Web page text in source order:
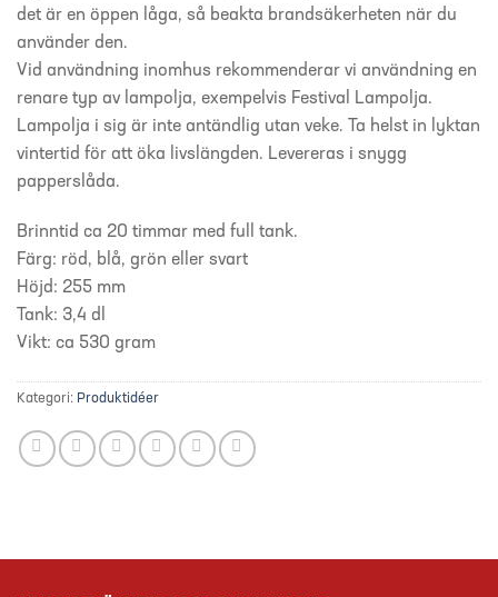
det är en öppen låga, så beakta brandsäkerheten när du
använder den.
Vid användning inomhus rekommenderar vi användning en
renare typ av lampolja, exempelvis Festival Lampolja.
Lampolja i sig är inte antändlig utan veke. Ta helst in lyktan
vintertid för att öka livslängden. Levereras i snygg
papperslåda.
Brinntid ca 20 timmar med full tank.
Färg: röd, blå, grön eller svart
Höjd: 255 mm
Tank: 3,4 dl
Vikt: ca 530 gram
Kategori: Produktidéer